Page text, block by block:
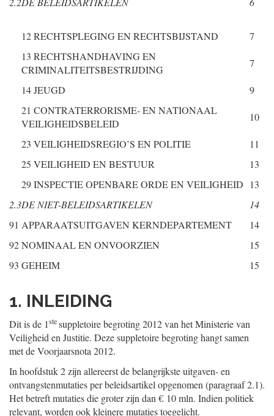
12 RECHTSPLEGING EN RECHTSBIJSTAND
7
13 RECHTSHANDHAVING EN
CRIMINALITEITSBESTRIJDING
7
14 JEUGD
9
21 CONTRATERRORISME- EN NATIONAAL
VEILIGHEIDSBELEID
10
23 VEILIGHEIDSREGIO’S EN POLITIE
11
25 VEILIGHEID EN BESTUUR
13
29 INSPECTIE OPENBARE ORDE EN VEILIGHEID
13
2.3DE NIET-BELEIDSARTIKELEN
14
91 APPARAATSUITGAVEN KERNDEPARTEMENT
14
92NOMINAAL EN ONVOORZIEN
15
93 GEHEIM 15
1. INLEIDING
Dit is de 1stesuppletoire begroting 2012 van het Ministerie van
Veiligheid en Justitie. Deze suppletoire begroting hangt samen
met de Voorjaarsnota 2012.
In hoofdstuk 2 zijn allereerst de belangrijkste uitgaven- en
ontvangstenmutaties per beleidsartikel opgenomen (paragraaf 2.1).
Het betreft mutaties die groter zijn dan € 10 mln. Indien politiek
relevant, worden ook kleinere mutaties toegelicht.